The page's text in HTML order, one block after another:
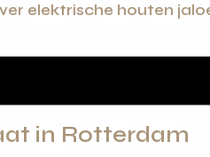
elektrische houten
in Rotterdam